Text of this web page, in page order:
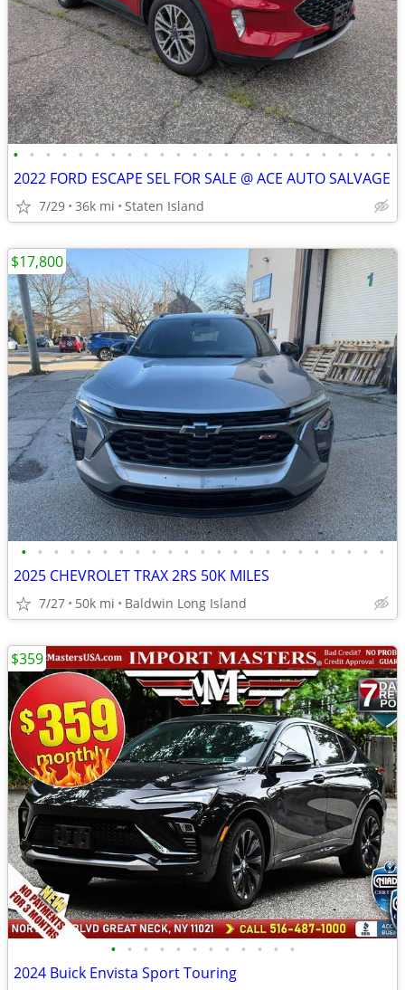
• • • • • • • • • • • • • • • • • • • • • • • •
2022 FORD ESCAPE SEL FOR SALE @ ACE AUTO SALVAGE
7/29 36k mi Staten Island
• • • • • • • • • • • • • • • • • • • • • • •
2025 CHEVROLET TRAX 2RS 50K MILES
7/27 50k mi Baldwin Long Island
$17,800
• • • • • • • • • • • •
2024 Buick Envista Sport Touring
$359